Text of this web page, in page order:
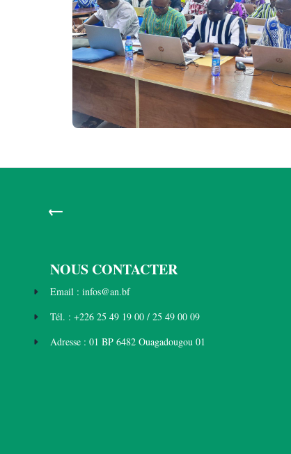
←
NOUS CONTACTER
Email : infos@an.bf
Tél. : +226 25 49 19 00 / 25 49 00 09
Adresse : 01 BP 6482 Ouagadougou 01